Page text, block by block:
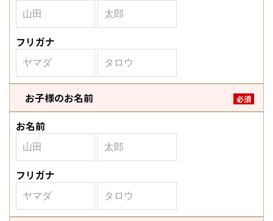
フリガナ
お子様のお名前 必須
お名前
フリガナ